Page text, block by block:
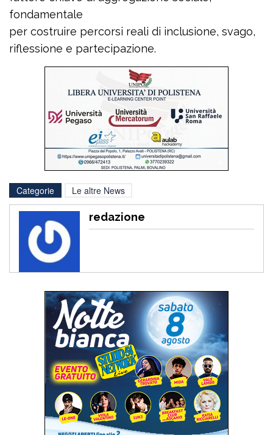
fondamentale
per costruire percorsi reali di inclusione, svago,
riflessione e partecipazione.
Categorie Le altre News
redazione